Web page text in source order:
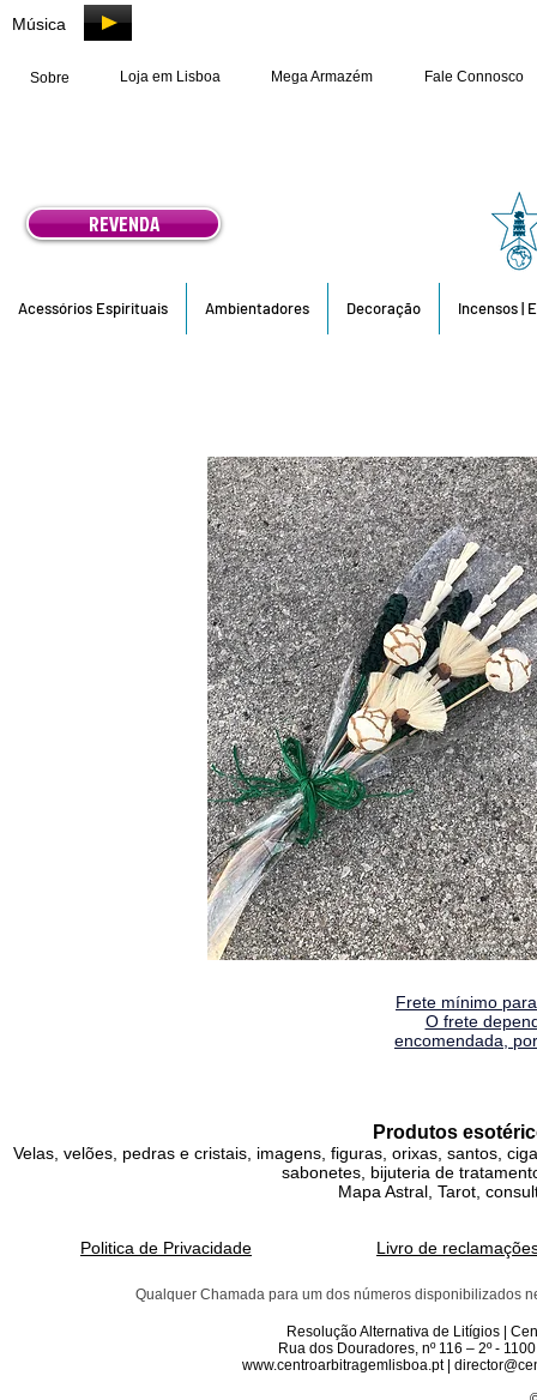
Música
Sobre Loja em Lisboa Mega Armazém Fale Connosco
REVENDA
Acessórios Espirituais Ambientadores Decoração Incensos |
Frete mínimo
O frete
encomendada,
Produtos
Velas, velões, pedras e cristais, imagens, figuras, orixas, santos,
sabonetes, bijuteria de
Mapa Astral, Tarot,
Politica de Privacidade Livro de
Qualquer Chamada para um dos números disponibilizados
Resolução Alternativa de Litígios |
Rua dos Douradores, nº 116 – 2º -
www.centroarbitragemlisboa.pt |